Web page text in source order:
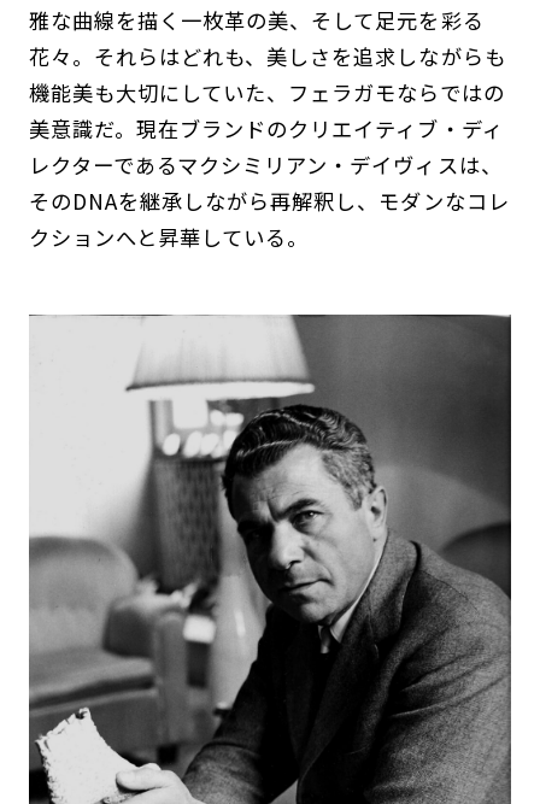
雅な曲線を描く一枚革の美、そして足元を彩る
花々。それらはどれも、美しさを追求しながらも
機能美も大切にしていた、フェラガモならではの
美意識だ。現在ブランドのクリエイティブ・ディ
レクターであるマクシミリアン・デイヴィスは、
そのDNAを継承しながら再解釈し、モダンなコレ
クションへと昇華している。